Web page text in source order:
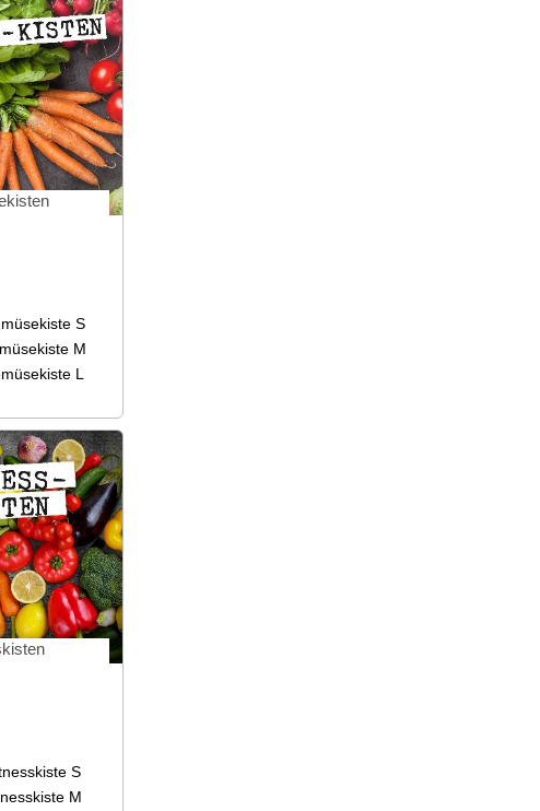
S
M
L
S
M